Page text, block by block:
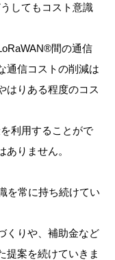
してもコスト意識
間の通信
通信コストの削減は
はりある程度のコス
利用することがで
りません。
を常に持ち続けてい
くりや、補助金など
提案を続けていきま